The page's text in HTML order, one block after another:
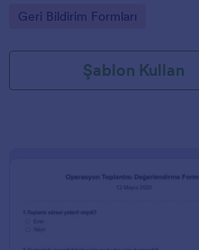
Go to Category:
Geri Bildirim Formları
Şablon Kullan